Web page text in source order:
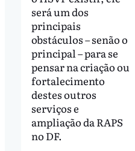
será um dos
principais
obstáculos – senão o
principal – para se
pensar na criação ou
fortalecimento
destes outros
serviços e
ampliação da RAPS
no DF.